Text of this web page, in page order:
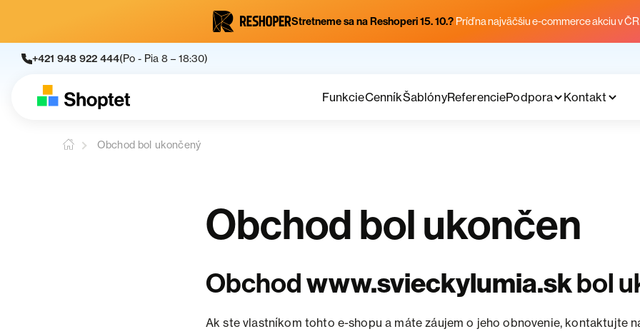
Stretneme sa na Reshoperi 15. 10.? Príď na najväčšiu e-commerce akciu v
+421 948 922 444(Po - Pia 8 – 18:30)
FunkcieCenníkŠablónyReferenciePodpora Kontakt
Obchod bol ukončený
Obchod bol ukončen
Obchodwww.svieckylumia.skbol
Ak ste vlastníkom tohto e-shopu a máte záujem o jeho obnovenie, kontaktujte